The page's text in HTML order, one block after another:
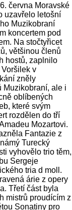
června Moravské
uzavřelo letošní
Muzikobraní
koncertem pod
Na stočtyřicet
většinou členů
hostů, zaplnilo
v
zněly
Muzikobraní, ale i
oblíbených
které svým
rozdělen do tří
Mozartovi.
Fantazie z
Turecký
vyhovělo trio těm,
Sergeje
tria d moll.
árie z opery
Třetí část byla
mistrů proudícím z
Sonatiny pro